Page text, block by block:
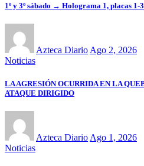
1º y 3º sábado → Holograma 1, placas 1-
Azteca Diario Ago 2, 2026
Noticias
LA AGRESIÓN OCURRIDA EN LA
ATAQUE DIRIGIDO
Azteca Diario Ago 1, 2026
Noticias